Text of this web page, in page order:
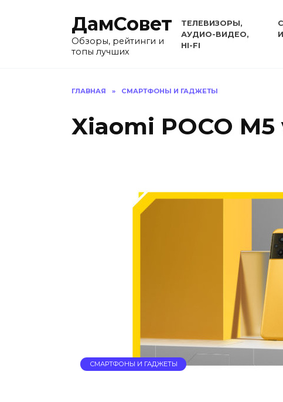
ДамСовет
Обзоры, рейтинги и
топы лучших
ТЕЛЕВИЗОРЫ,
АУДИО-ВИДЕО,
HI-FI
ГЛАВНАЯ » СМАРТФОНЫ И ГАДЖЕТЫ
Xiaomi POCO M5
СМАРТФОНЫ И ГАДЖЕТЫ